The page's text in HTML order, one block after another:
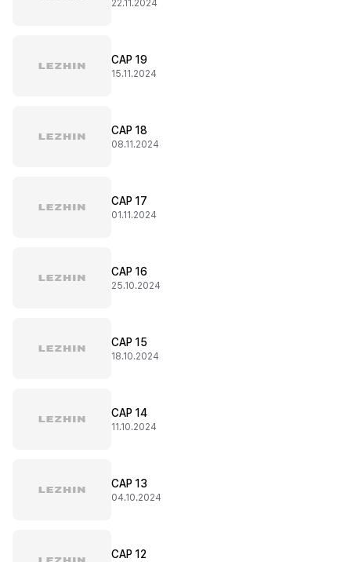
22.11.2024
CAP 19
15.11.2024
CAP 18
08.11.2024
CAP 17
01.11.2024
CAP 16
25.10.2024
CAP 15
18.10.2024
CAP 14
11.10.2024
CAP 13
04.10.2024
CAP 12